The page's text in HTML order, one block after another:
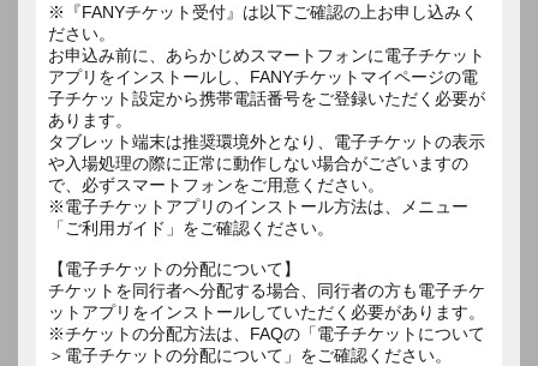
※『FANYチケット受付』は以下ご確認の上お申し込みく
ださい。
お申込み前に、あらかじめスマートフォンに電子チケット
アプリをインストールし、FANYチケットマイページの電
子チケット設定から携帯電話番号をご登録いただく必要が
あります。
タブレット端末は推奨環境外となり、電子チケットの表示
や入場処理の際に正常に動作しない場合がございますの
で、必ずスマートフォンをご用意ください。
※電子チケットアプリのインストール方法は、メニュー
「ご利用ガイド」をご確認ください。
【電子チケットの分配について】
チケットを同行者へ分配する場合、同行者の方も電子チケ
ットアプリをインストールしていただく必要があります。
※チケットの分配方法は、FAQの「電子チケットについて
＞電子チケットの分配について」をご確認ください。